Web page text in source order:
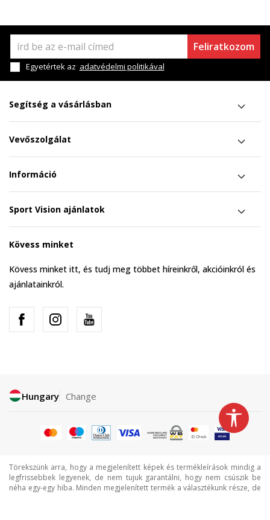
Feliratkozom
Egyetértek az adatvédelmi politikával
Segítség a vásárlásban
Vevőszolgálat
Információ
Sport Vision ajánlatok
Kövess minket
Kövess minket itt, és tudj meg többet híreinkről, akcióinkról és
ajánlatainkról.
Hungary Change
Törekszünk arra, hogy a megjelenített képek és termékleírások mindig a
legfrissebbek legyenek, de nem tujuk garantálni, hogy nem csúszik be
néha egy-egy hiba. Minden megjelenített termék a választékunk része, de